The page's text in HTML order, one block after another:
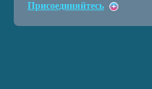
Присоединяйтесь